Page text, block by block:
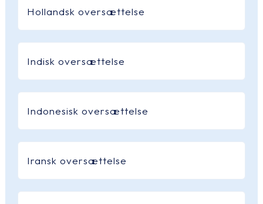
Hollandsk oversættelse
Indisk oversættelse
Indonesisk oversættelse
Iransk oversættelse